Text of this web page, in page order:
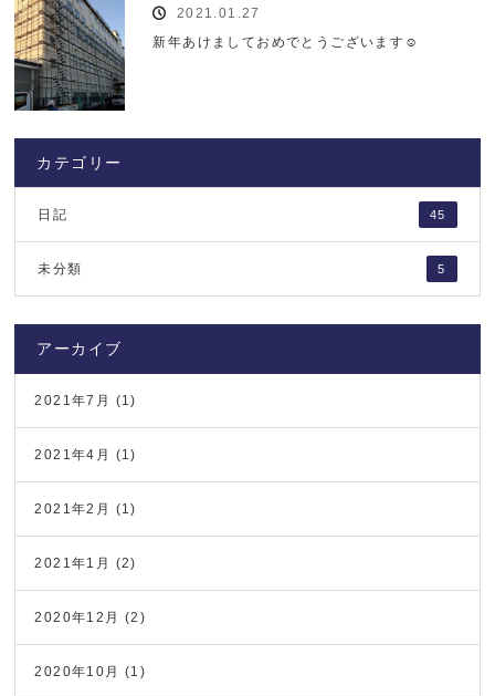
2021.01.27
新年あけましておめでとうございます☺️
カテゴリー
日記 45
未分類 5
アーカイブ
2021年7月 (1)
2021年4月 (1)
2021年2月 (1)
2021年1月 (2)
2020年12月 (2)
2020年10月 (1)